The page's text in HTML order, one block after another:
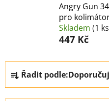
Angry Gun
pro kolimátor
Skladem (1
447 Kč
Ř
a
z
Řadit podle: